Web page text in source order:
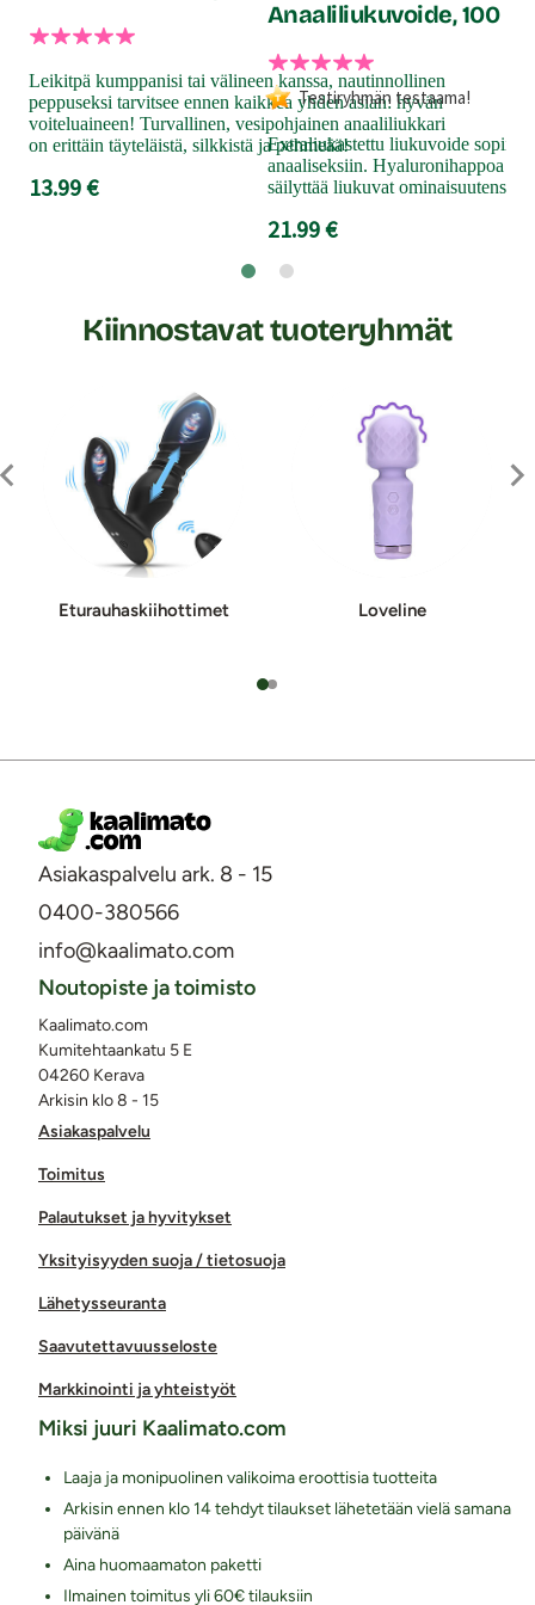
Leikitpä kumppanisi tai välineen kanssa, nautinnollinen
peppuseksi tarvitsee ennen kaikkea yhden asian: hyvän
voiteluaineen! Turvallinen, vesipohjainen anaaliliukkari
on erittäin täyteläistä, silkkistä ja pehmeää!
13.99 €
Anaaliliukuvoide, 100 ml
Testiryhmän testaama!
Extraliukastettu liukuvoide sopii
anaaliseksiin. Hyaluronihappoa
säilyttää liukuvat ominaisuutensa
21.99 €
Kiinnostavat tuoteryhmät
E­tu­rau­has­kii­hot­ti­met Loveline
Asiakaspalvelu ark. 8 - 15
0400-380566
info@kaalimato.com
Asiakaspalvelu
Toimitus
Palautukset ja hyvitykset
Yksityisyyden suoja / tietosuoja
Lähetysseuranta
Saavutettavuusseloste
Markkinointi ja yhteistyöt
Noutopiste ja toimisto
Kaalimato.com
Kumitehtaankatu 5 E
04260 Kerava
Arkisin klo 8 - 15
Miksi juuri Kaalimato.com
Laaja ja monipuolinen valikoima eroottisia tuotteita
Arkisin ennen klo 14 tehdyt tilaukset lähetetään vielä samana
päivänä
Aina huomaamaton paketti
Ilmainen toimitus yli 60€ tilauksiin